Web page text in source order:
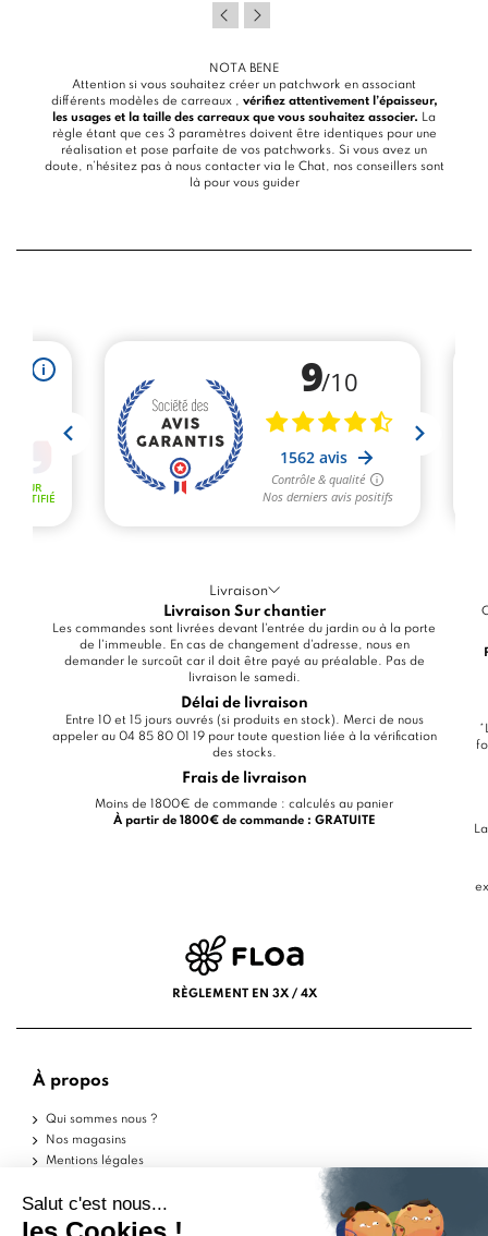
NOTA BENE
Attention si vous souhaitez créer un patchwork en associant
différents modèles de carreaux , vérifiez attentivement l’épaisseur,
les usages et la taille des carreaux que vous souhaitez associer. La
règle étant que ces 3 paramètres doivent être identiques pour une
réalisation et pose parfaite de vos patchworks. Si vous avez un
doute, n’hésitez pas à nous contacter via le Chat, nos conseillers sont
là pour vous guider
Livraison
Livraison Sur chantier
Les commandes sont livrées devant l'entrée du jardin ou à la porte
de l'immeuble. En cas de changement d'adresse, nous en
demander le surcoût car il doit être payé au préalable. Pas de
livraison le samedi.
Délai de livraison
Entre 10 et 15 jours ouvrés (si produits en stock). Merci de nous
appeler au 04 85 80 01 19 pour toute question liée à la vérification
des stocks.
Frais de livraison
Moins de 1800€ de commande : calculés au panier
À partir de 1800€ de commande : GRATUITE
RÈGLEMENT EN 3X / 4X
À propos
Qui sommes nous ?
Nos magasins
Mentions légales
Politique de confidentialité
Aide